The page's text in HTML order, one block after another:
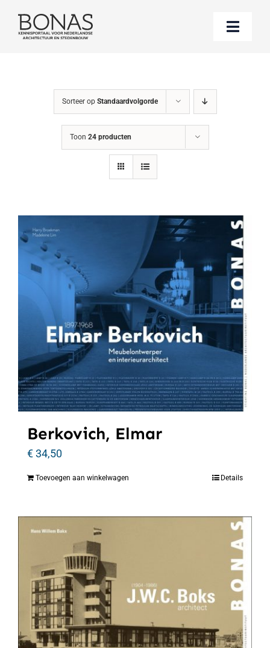
naar
Toggle
Boeken bestellen
Over BONAS
Sorteer op Standaardvolgorde
Toon 24 producten
Berkovich, Elmar
€34,50
Toevoegen aan winkelwagen Details